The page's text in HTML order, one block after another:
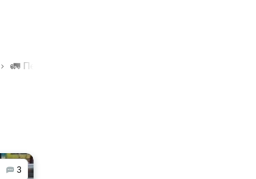
🚛 Перевозка грузов до 20 тонн в Кропоткине
3